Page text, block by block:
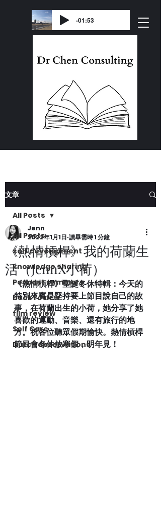
-01:53
文章
All Posts
self development
knowledge sharing
Podcast summary
book review
film review
Self Care
Dutch observations
All Posts
《熱情槓桿》我的荷蘭生
活（JennX小荷）
Jenn
2022年1月1日 讀畢需時 1 分鐘
《熱情槓桿》聖誕冬休特輯：今天的
特別來賓是堅持要上節目說自己的故
事，在荷蘭出生的小荷，她分享了她
喜歡的運動、音樂、還有旅行的地
方。祝各位聽眾假期愉快。熱情槓桿
節目會冬休放寒假，明年見！